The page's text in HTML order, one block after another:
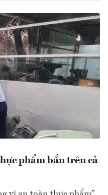
phẩm bẩn trên cả